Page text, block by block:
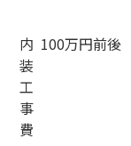
内
装
工
事
費
100万円前後